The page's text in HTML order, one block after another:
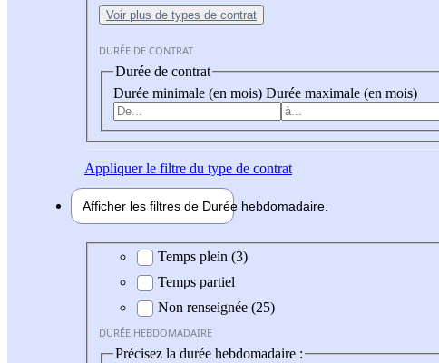
Voir plus de types de contrat
DURÉE DE CONTRAT
Durée de contrat
Durée minimale (en mois) Durée maximale (en mois)
Appliquerle filtre du type de contrat
Afficher les filtres de Durée hebdomadaire
Durée hebdomadaire
Temps plein (3)
Temps partiel
Non renseignée (25)
DURÉE HEBDOMADAIRE
Précisez la durée hebdomadaire :